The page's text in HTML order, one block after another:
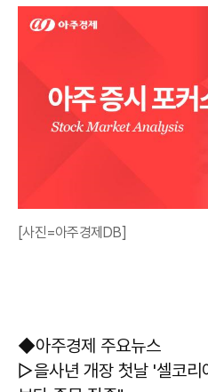
[사진=아주경제DB]
◆아주경제 주요뉴스
▷을사년 개장 첫날 '셀코